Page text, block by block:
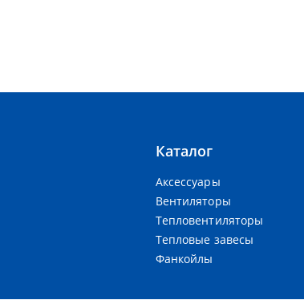
Каталог
Аксессуары
Вентиляторы
Тепловентиляторы
Тепловые завесы
Фанкойлы